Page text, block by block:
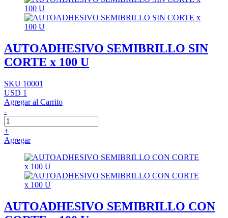
AUTOADHESIVO SEMIBRILLO SIN
CORTE x 100 U
SKU 10001
USD 1
Agregar al Carrito
-
+
Agregar
AUTOADHESIVO SEMIBRILLO CON